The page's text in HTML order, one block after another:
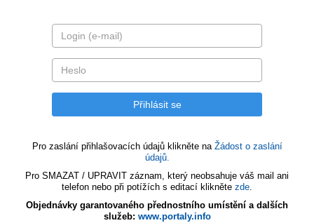
Pro zaslání přihlašovacích údajů klikněte na Žádost o zaslání
údajů.
Pro SMAZAT / UPRAVIT záznam, který neobsahuje váš mail ani
telefon nebo při potížích s editací klikněte zde.
Objednávky garantovaného přednostního umístění a dalších
služeb: www.portaly.info